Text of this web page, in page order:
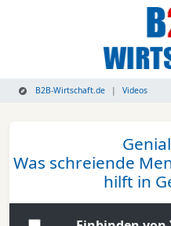
B2B-Wirtschaft.de Videos
Was schreiende
hilft in